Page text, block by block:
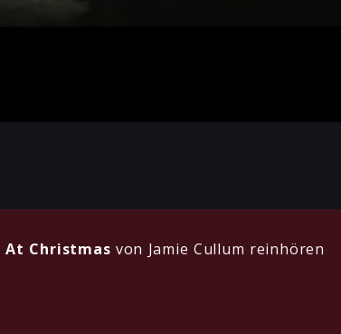
At Christmas von Jamie Cullum reinhören